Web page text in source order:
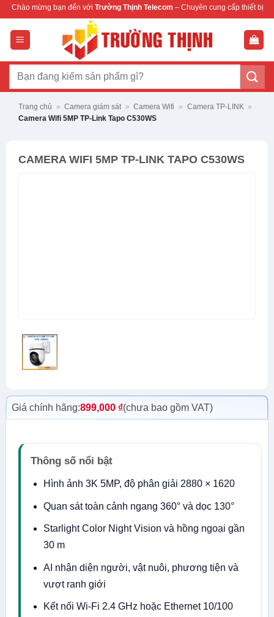
dung
bạn đến vớiTrường Thịnh Telecom – Chuyên cung cấp thiết bị mạng & camera
Tìm
Trang chủ » Camera giám sát » Camera Wifi » Camera TP-LINK »
Camera Wifi 5MP TP-Link Tapo C530WS
CAMERA WIFI 5MP TP-LINK TAPO C530WS
Giá chính hãng:899,000 ₫(chưa bao gồm VAT)
Thông số nổi bật
Hình ảnh 3K 5MP, độ phân giải 2880 × 1620
Quan sát toàn cảnh ngang 360° và dọc 130°
Starlight Color Night Vision và hồng ngoại gần
30 m
AI nhận diện người, vật nuôi, phương tiện và
vượt ranh giới
Kết nối Wi-Fi 2.4 GHz hoặc Ethernet 10/100